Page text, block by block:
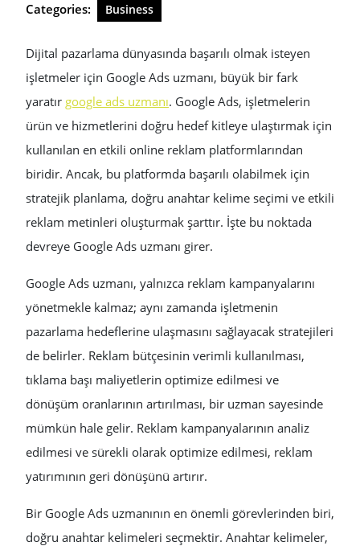
Categories: Business
Dijital pazarlama dünyasında başarılı olmak isteyen
işletmeler için Google Ads uzmanı, büyük bir fark
yaratır google ads uzmanı. Google Ads, işletmelerin
ürün ve hizmetlerini doğru hedef kitleye ulaştırmak için
kullanılan en etkili online reklam platformlarından
biridir. Ancak, bu platformda başarılı olabilmek için
stratejik planlama, doğru anahtar kelime seçimi ve etkili
reklam metinleri oluşturmak şarttır. İşte bu noktada
devreye Google Ads uzmanı girer.
Google Ads uzmanı, yalnızca reklam kampanyalarını
yönetmekle kalmaz; aynı zamanda işletmenin
pazarlama hedeflerine ulaşmasını sağlayacak stratejileri
de belirler. Reklam bütçesinin verimli kullanılması,
tıklama başı maliyetlerin optimize edilmesi ve
dönüşüm oranlarının artırılması, bir uzman sayesinde
mümkün hale gelir. Reklam kampanyalarının analiz
edilmesi ve sürekli olarak optimize edilmesi, reklam
yatırımının geri dönüşünü artırır.
Bir Google Ads uzmanının en önemli görevlerinden biri,
doğru anahtar kelimeleri seçmektir. Anahtar kelimeler,